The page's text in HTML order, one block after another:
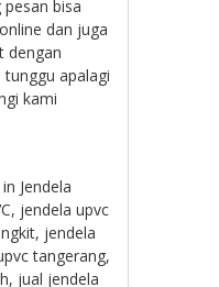
pesan bisa
dan juga
dengan
tunggu apalagi
kami
Jendela
, jendela upvc
, jendela
tangerang,
, jual jendela